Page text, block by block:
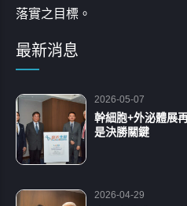
落實之目標。
最新消息
2026-05-07
幹細胞+外泌體展
是決勝關鍵
2026-04-29